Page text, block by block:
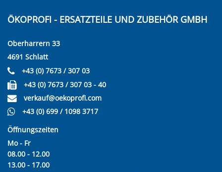
ÖKOPROFI - ERSATZTEILE UND ZUBEHÖR GMBH
Oberharrern 33
4691 Schlatt
+43 (0) 7673 / 307 03
+43 (0) 7673 / 307 03 - 40
verkauf@oekoprofi.com
+43 (0) 699 / 1098 3717
Öffnungszeiten
Mo - Fr
08.00 - 12.00
13.00 - 17.00